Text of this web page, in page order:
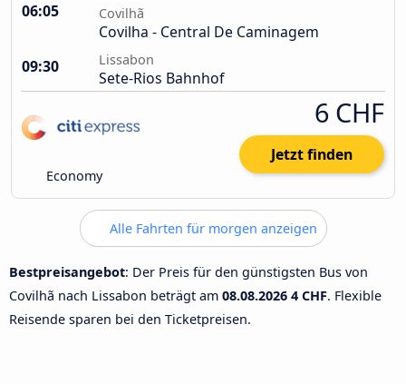
06:05 Covilhã
Covilha - Central De Caminagem
09:30
Lissabon
Sete-Rios Bahnhof
Economy
6 CHF
Jetzt finden
Alle Fahrten für morgen anzeigen
Bestpreisangebot: Der Preis für den günstigsten Bus von
Covilhã nach Lissabon beträgt am 08.08.2026 4 CHF. Flexible
Reisende sparen bei den Ticketpreisen.